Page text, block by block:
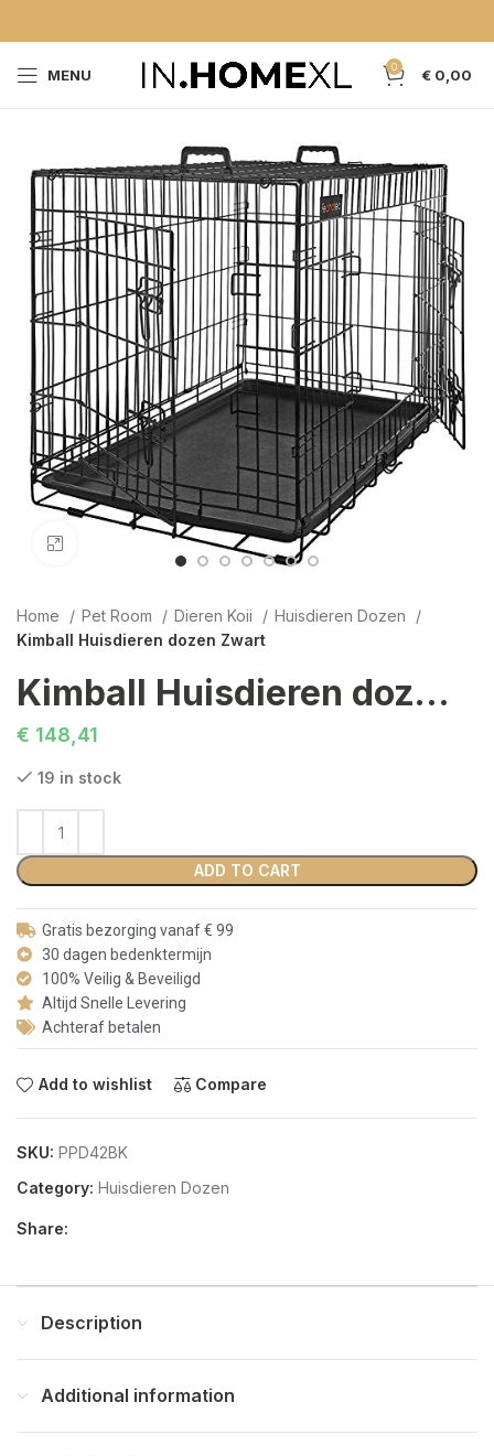
MENU 0 € 0,00
Click to enlarge
Home Pet Room Dieren Koii
Huisdieren Dozen
Kimball Huisdieren dozen Zwart
Kimball Huisdieren dozen Zwart
€ 148,41
19 in stock
ADD TO CART
Gratis bezorging vanaf € 99
30 dagen bedenktermijn
100% Veilig & Beveiligd
Altijd Snelle Levering
Achteraf betalen
Add to wishlist Compare
SKU: PPD42BK
Category: Huisdieren Dozen
Share:
Description
Additional information